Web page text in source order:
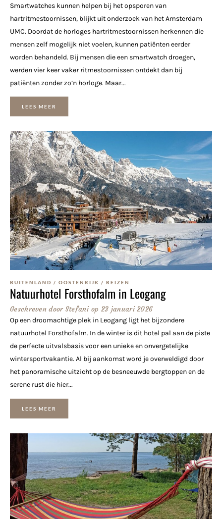
Smartwatches kunnen helpen bij het opsporen van
hartritmestoornissen, blijkt uit onderzoek van het Amsterdam
UMC. Doordat de horloges hartritmestoornissen herkennen die
mensen zelf mogelijk niet voelen, kunnen patiënten eerder
worden behandeld. Bij mensen die een smartwatch droegen,
werden vier keer vaker ritmestoornissen ontdekt dan bij
patiënten zonder zo’n horloge. Maar...
LEES MEER
BUITENLAND / OOSTENRIJK / REIZEN
Natuurhotel Forsthofalm in Leogang
Geschreven doorStefani op 23 januari 2026
Op een droomachtige plek in Leogang ligt het bijzondere
natuurhotel Forsthofalm. In de winter is dit hotel pal aan de piste
de perfecte uitvalsbasis voor een unieke en onvergetelijke
wintersportvakantie. Al bij aankomst word je overweldigd door
het panoramische uitzicht op de besneeuwde bergtoppen en de
serene rust die hier...
LEES MEER